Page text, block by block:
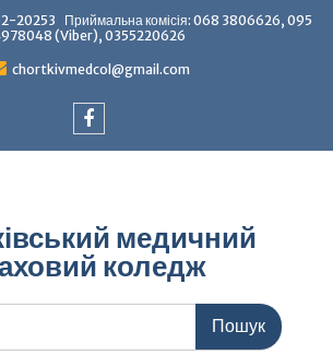
20253 Приймальна комісія: 068 3806626, 095
(Viber), 0355220626
chortkivmedcol@gmail.com
медичний
коледж